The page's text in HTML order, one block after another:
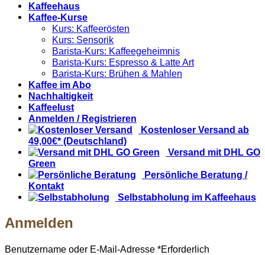
Kaffeehaus
Kaffee-Kurse
Kurs: Kaffeerösten
Kurs: Sensorik
Barista-Kurs: Kaffeegeheimnis
Barista-Kurs: Espresso & Latte Art
Barista-Kurs: Brühen & Mahlen
Kaffee im Abo
Nachhaltigkeit
Kaffeelust
Anmelden / Registrieren
Kostenloser Versand ab
49,00€* (Deutschland)
Versand mit DHL GO
Green
Persönliche Beratung /
Kontakt
Selbstabholung im Kaffeehaus
Anmelden
Benutzername oder E-Mail-Adresse *Erforderlich